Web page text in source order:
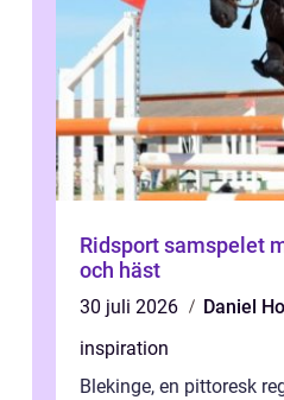
Ridsport samspelet mellan människa
och häst
30 juli 2026
Daniel
inspiration
Blekinge, en pittoresk